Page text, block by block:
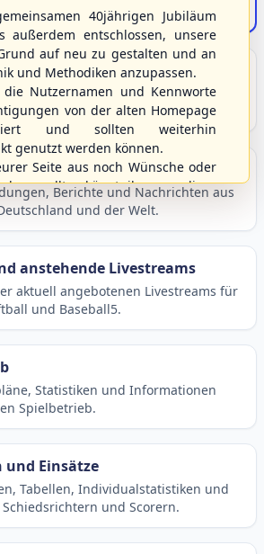
des S/HBV
Hintergründe zu Baseball, Softball
Neuigkeiten
Berichte und Nachrichten aus
und der Welt.
anstehende Livestreams
aktuell angebotenen Livestreams für
und Baseball5.
Statistiken und Informationen
Spielbetrieb.
Einsätze
Tabellen, Individualstatistiken und
Schiedsrichtern und Scorern.
40jährigen Jubiläum
außerdem entschlossen, unsere
auf neu zu gestalten und an
und Methodiken anzupassen.
Nutzernamen und Kennworte
von der alten Homepage
und sollten weiterhin
genutzt werden können.
Seite aus noch Wünsche oder
sollte, könnt ihr uns diese
info@shbvnet.de